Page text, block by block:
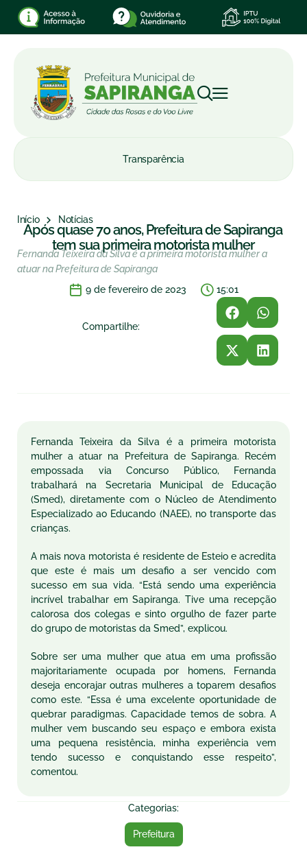
Transparência
Início Notícias
Após quase 70 anos, Prefeitura de Sapiranga
tem sua primeira motorista mulher
Fernanda Teixeira da Silva é a primeira motorista mulher a
atuar na Prefeitura de Sapiranga
9 de fevereiro de 2023
15:01
Compartilhe:
Fernanda Teixeira da Silva é a primeira motorista
mulher a atuar na Prefeitura de Sapiranga. Recém
empossada via Concurso Público, Fernanda
trabalhará na Secretaria Municipal de Educação
(Smed), diretamente com o Núcleo de Atendimento
Especializado ao Educando (NAEE), no transporte das
crianças.
A mais nova motorista é residente de Esteio e acredita
que este é mais um desafio a ser vencido com
sucesso em sua vida. “Está sendo uma experiência
incrível trabalhar em Sapiranga. Tive uma recepção
calorosa dos colegas e sinto orgulho de fazer parte
do grupo de motoristas da Smed”, explicou.
Sobre ser uma mulher que atua em uma profissão
majoritariamente ocupada por homens, Fernanda
deseja encorajar outras mulheres a toparem desafios
como este. “Essa é uma excelente oportunidade de
quebrar paradigmas. Capacidade temos de sobra. A
mulher vem buscando seu espaço e embora exista
uma pequena resistência, minha experiência vem
tendo sucesso e conquistando esse respeito”,
comentou.
Categorias:
Prefeitura